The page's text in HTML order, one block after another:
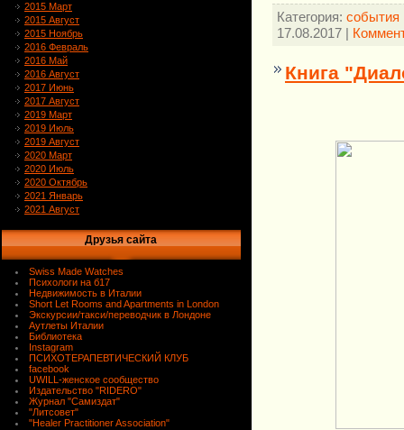
2015 Март
2015 Август
2015 Ноябрь
2016 Февраль
2016 Май
2016 Август
2017 Июнь
2017 Август
2019 Март
2019 Июль
2019 Август
2020 Март
2020 Июль
2020 Октябрь
2021 Январь
2021 Август
Друзья сайта
Swiss Made Watches
Психологи на б17
Недвижимость в Италии
Short Let Rooms and Apartments in London
Экскурсии/такси/переводчик в Лондоне
Аутлеты Италии
Библиотека
Instagram
ПСИХОТЕРАПЕВТИЧЕСКИЙ КЛУБ
facebook
UWILL-женское сообщество
Издательство "RIDERO"
Журнал "Самиздат"
"Литсовет"
"Healer Practitioner Association"
Категория: события
17.08.2017 |
Книга